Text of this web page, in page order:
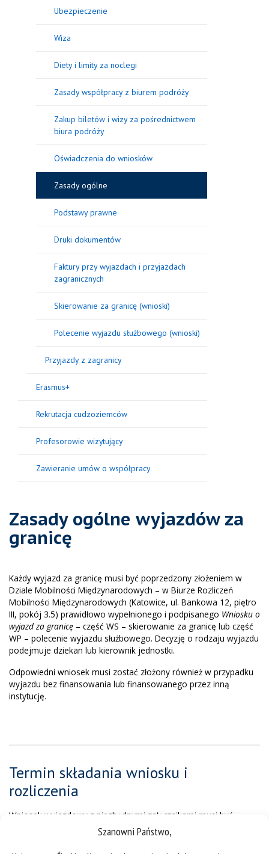
Szanowni Państwo,
Zasady ogólne wyjazdów za
granicę
Każdy wyjazd za granicę musi być poprzedzony złożeniem w
Dziale Mobilności Międzynarodowych – w Biurze Rozliczeń
Mobilności Międzynarodowych (Katowice, ul. Bankowa 12, piętro
III, pokój 3.5) prawidłowo wypełnionego i podpisanego Wniosku o
wyjazd za granicę – część WS – skierowanie za granicę lub część
WP – polecenie wyjazdu służbowego. Decyzję o rodzaju wyjazdu
podejmuje dziekan lub kierownik jednostki.
Odpowiedni wniosek musi zostać złożony również w przypadku
wyjazdu bez finansowania lub finansowanego przez inną
instytucję.
Termin składania wniosku i
rozliczenia
Wniosek wyjazdowy z niezbędnymi załącznikami musi być
złożony w Dziale Mobilności Międzynarodowych
tygodnie przed wyjazdem.
Ubezpieczenie
Wiza
Diety i limity za noclegi
Zasady współpracy z biurem podróży
Zakup biletów i wizy za pośrednictwem
biura podróży
Oświadczenia do wniosków
Zasady ogólne
Podstawy prawne
Druki dokumentów
Faktury przy wyjazdach i przyjazdach
zagranicznych
Skierowanie za granicę (wnioski)
Polecenie wyjazdu służbowego (wnioski)
Przyjazdy z zagranicy
Erasmus+
Rekrutacja cudzoziemców
Profesorowie wizytujący
Zawieranie umów o współpracy